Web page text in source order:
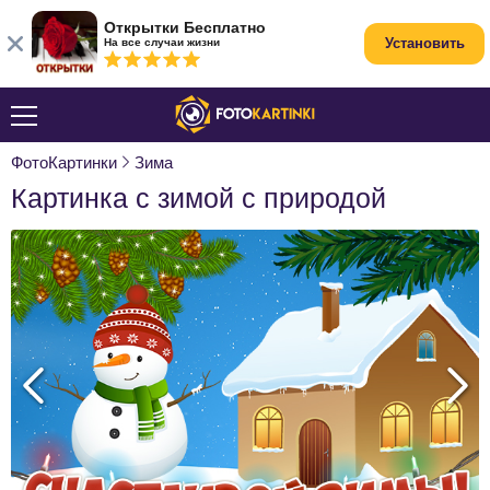
ФотоКартинки Зима
Картинка с зимой с природой
Открытки Бесплатно
На все случаи жизни Установить